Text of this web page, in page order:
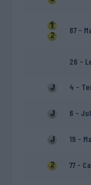
87 -
26 -
4 -
6 -
19 -
77 -